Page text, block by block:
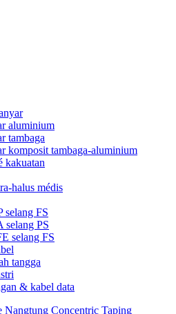
aluminium
tambaga
komposit tambaga-aluminium
kakuatan
halus médis
selang FS
selang PS
selang FS
tangga
& kabel data